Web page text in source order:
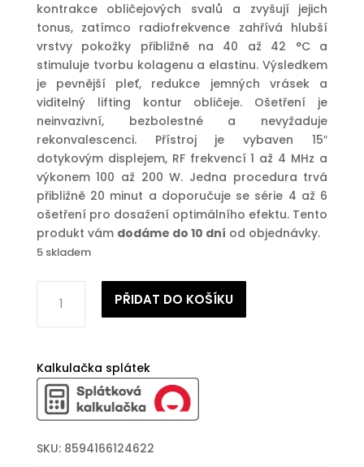
kontrakce obličejových svalů a zvyšují jejich
tonus, zatímco radiofrekvence zahřívá hlubší
vrstvy pokožky přibližně na 40 až 42 °C a
stimuluje tvorbu kolagenu a elastinu. Výsledkem
je pevnější pleť, redukce jemných vrásek a
viditelný lifting kontur obličeje. Ošetření je
neinvazivní, bezbolestné a nevyžaduje
rekonvalescenci. Přístroj je vybaven 15″
dotykovým displejem, RF frekvencí 1 až 4 MHz a
výkonem 100 až 200 W. Jedna procedura trvá
přibližně 20 minut a doporučuje se série 4 až 6
ošetření pro dosažení optimálního efektu. Tento
produkt vám dodáme do 10 dní od objednávky.
5 skladem
přístroj
pro
pleti
BeautyRelax
Magnetic
Pulsemax
Twin
PŘIDAT DO KOŠÍKU
Kalkulačka splátek
SKU: 8594166124622